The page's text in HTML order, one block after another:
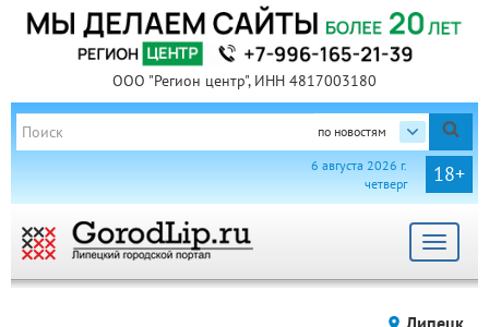
ООО "Регион центр", ИНН 4817003180
по новостям
18+
6 августа 2026 г.
четверг
Toggle
Липецк